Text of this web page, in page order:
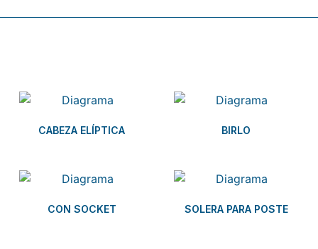
CABEZA ELÍPTICA BIRLO
CON SOCKET SOLERA PARA POSTE